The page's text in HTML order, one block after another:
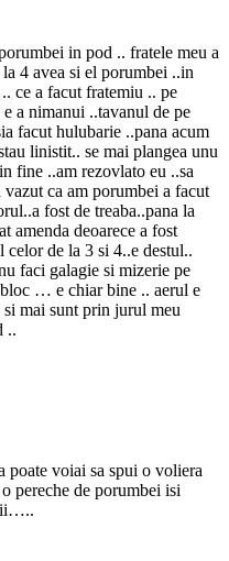
in pod .. fratele meu a
4 avea si el porumbei ..in
ce a facut fratemiu .. pe
a nimanui ..tavanul de pe
facut hulubarie ..pana acum
linistit.. se mai plangea unu
fine ..am rezovlato eu ..sa
ca am porumbei a facut
fost de treaba..pana la
amenda deoarece a fost
de la 3 si 4..e destul..
faci galagie si mizerie pe
… e chiar bine .. aerul e
mai sunt prin jurul meu
..
poate voiai sa spui o voliera
pereche de porumbei isi